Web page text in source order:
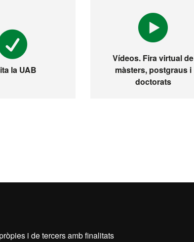
i de tercers amb finalitats
la UAB
Vídeos. Fira virtual de
màsters, postgraus i
doctorats